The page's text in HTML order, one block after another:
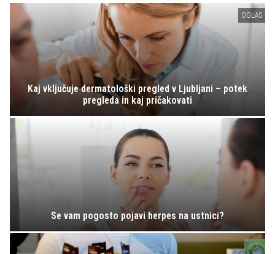
OGLAS
Kaj vključuje dermatološki pregled v Ljubljani – potek
pregleda in kaj pričakovati
Se vam pogosto pojavi herpes na ustnici?